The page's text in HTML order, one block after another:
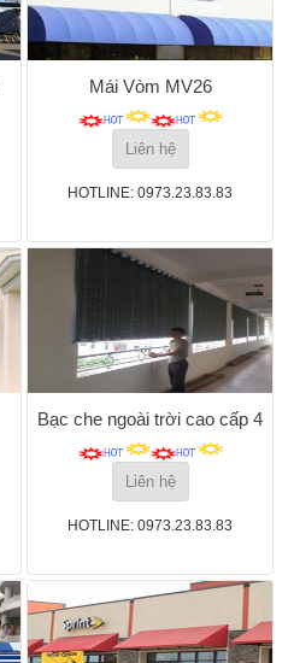
Mái Vòm MV26
Liên hệ
HOTLINE: 0973.23.83.83
Bạc che ngoài trời cao cấp 4
Liên hệ
HOTLINE: 0973.23.83.83